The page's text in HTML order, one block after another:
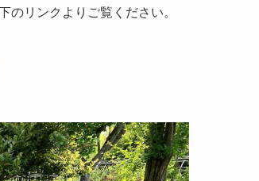
リンクよりご覧ください。